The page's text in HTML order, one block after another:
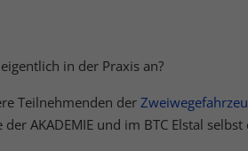
in der Praxis an?
Teilnehmenden der
AKADEMIE und im BTC Elstal
Media-Plattformen werden standardmäßig
Medien akzeptiert werden, bedarf der Zugriff